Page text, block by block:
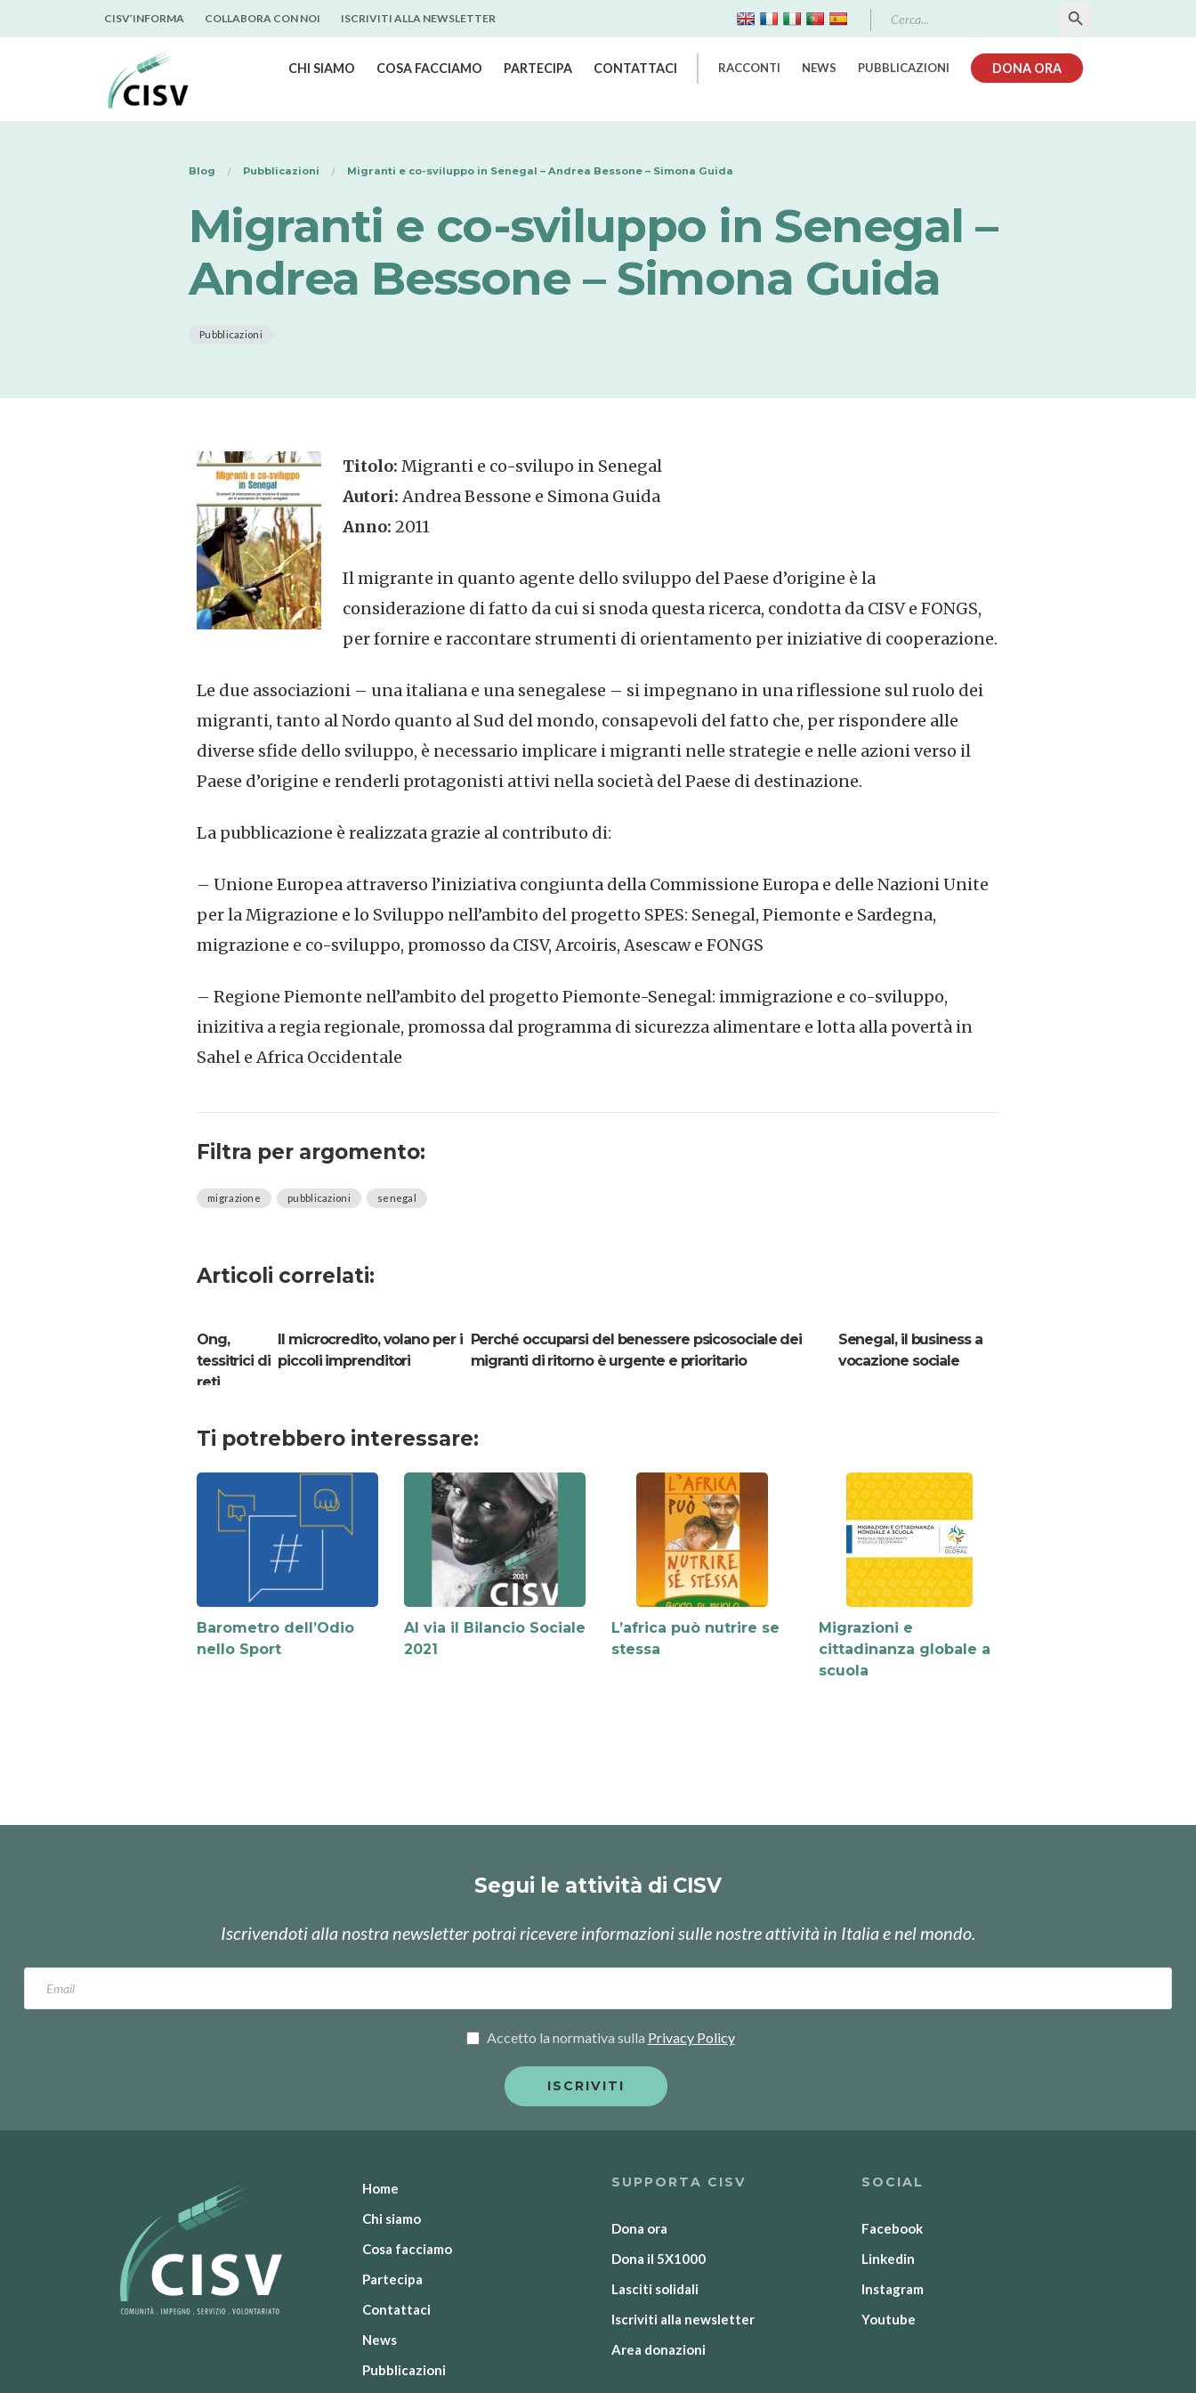
CISV’INFORMA COLLABORA CON NOI ISCRIVITI ALLA NEWSLETTER
for:
CHI SIAMO COSA FACCIAMO PARTECIPA CONTATTACI RACCONTI NEWS PUBBLICAZIONI DONA ORA
Blog Pubblicazioni Migranti e co-sviluppo in Senegal – Andrea Bessone – Simona Guida
Migranti e co-sviluppo in Senegal –
Andrea Bessone – Simona Guida
Pubblicazioni
Titolo: Migranti e co-svilupo in Senegal
Autori: Andrea Bessone e Simona Guida
Anno: 2011
Il migrante in quanto agente dello sviluppo del Paese d’origine è la
considerazione di fatto da cui si snoda questa ricerca, condotta da CISV e FONGS,
per fornire e raccontare strumenti di orientamento per iniziative di cooperazione.
Le due associazioni – una italiana e una senegalese – si impegnano in una riflessione sul ruolo dei
migranti, tanto al Nordo quanto al Sud del mondo, consapevoli del fatto che, per rispondere alle
diverse sfide dello sviluppo, è necessario implicare i migranti nelle strategie e nelle azioni verso il
Paese d’origine e renderli protagonisti attivi nella società del Paese di destinazione.
La pubblicazione è realizzata grazie al contributo di:
– Unione Europea attraverso l’iniziativa congiunta della Commissione Europa e delle Nazioni Unite
per la Migrazione e lo Sviluppo nell’ambito del progetto SPES: Senegal, Piemonte e Sardegna,
migrazione e co-sviluppo, promosso da CISV, Arcoiris, Asescaw e FONGS
– Regione Piemonte nell’ambito del progetto Piemonte-Senegal: immigrazione e co-sviluppo,
inizitiva a regia regionale, promossa dal programma di sicurezza alimentare e lotta alla povertà in
Sahel e Africa Occidentale
Filtra per argomento:
migrazione pubblicazioni senegal
Articoli correlati:
Ong,
tessitrici di
reti
Il microcredito, volano per i
piccoli imprenditori
Perché occuparsi del benessere psicosociale dei
migranti di ritorno è urgente e prioritario
Senegal, il business a
vocazione sociale
Ti potrebbero interessare:
Barometro dell’Odio
nello Sport
Al via il Bilancio Sociale
2021
L’africa può nutrire se
stessa
Migrazioni e
cittadinanza globale a
scuola
Segui le attività di CISV
Iscrivendoti alla nostra newsletter potrai ricevere informazioni sulle nostre attività in Italia e nel mondo.
Accetto la normativa sulla Privacy Policy
Home
Chi siamo
Cosa facciamo
Partecipa
Contattaci
News
Pubblicazioni
SUPPORTA CISV
Dona ora
Dona il 5X1000
Lasciti solidali
Iscriviti alla newsletter
Area donazioni
SOCIAL
Facebook
Linkedin
Instagram
Youtube